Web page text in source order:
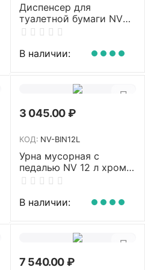
Диспенсер для
туалетной бумаги NV
белый MJ1 NV
В наличии:
3 045.00₽
КОД: NV-BIN12L
Урна мусорная с
педалью NV 12 л хром
NV-BIN12L
В наличии:
7 540.00₽